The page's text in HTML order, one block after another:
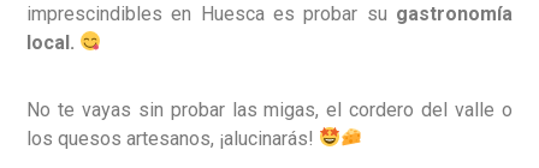
imprescindibles en Huesca es probar su gastronomía
local.
No te vayas sin probar las migas, el cordero del valle o
los quesos artesanos, ¡alucinarás!